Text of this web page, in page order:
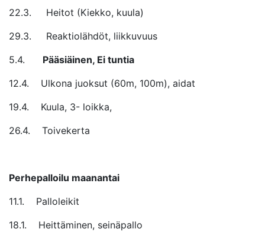
22.3. Heitot (Kiekko, kuula)
29.3. Reaktiolähdöt, liikkuvuus
5.4. Pääsiäinen, Ei tuntia
12.4. Ulkona juoksut (60m, 100m), aidat
19.4. Kuula, 3- loikka,
26.4. Toivekerta
Perhepalloilu maanantai
11.1. Palloleikit
18.1. Heittäminen, seinäpallo